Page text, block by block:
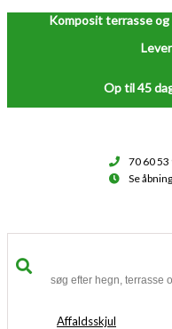
Komposit terrasse
Op til 45
70 60 53
Se
Affaldsskjul